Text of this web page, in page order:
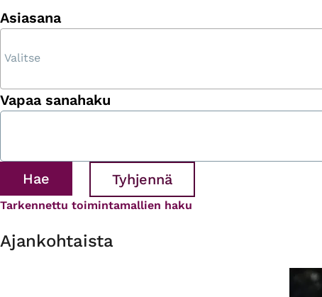
Asiasana
Vapaa sanahaku
Tarkennettu toimintamallien haku
Ajankohtaista